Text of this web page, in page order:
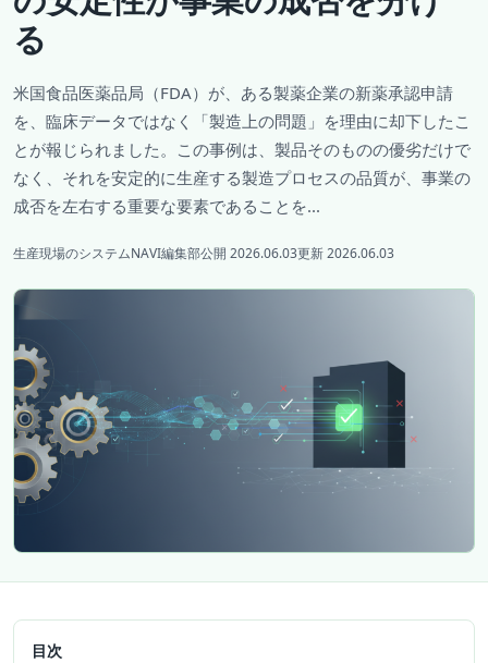
る
米国食品医薬品局（FDA）が、ある製薬企業の新薬承認申請
を、臨床データではなく「製造上の問題」を理由に却下したこ
とが報じられました。この事例は、製品そのものの優劣だけで
なく、それを安定的に生産する製造プロセスの品質が、事業の
成否を左右する重要な要素であることを...
生産現場のシステムNAVI編集部公開 2026.06.03更新 2026.06.03
目次